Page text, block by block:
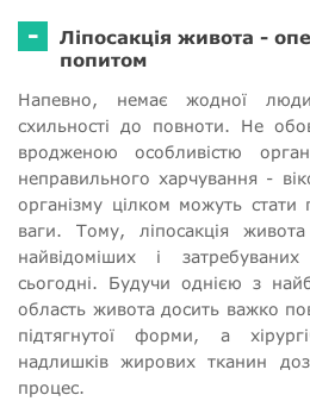
-
Ліпосакція живота -
попитом
Напевно, немає жодної
схильності до повноти. Не
вродженою особливістю
неправильного харчування -
організму цілком можуть
ваги. Тому, ліпосакція
найвідоміших і
сьогодні. Будучи однією з
область живота досить важко
підтягнутої форми, а
надлишків жирових тканин
процес.